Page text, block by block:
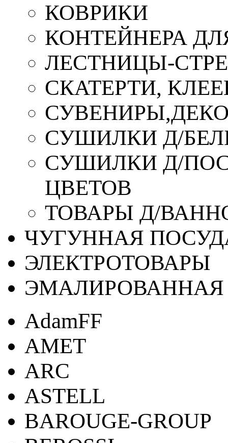
КОВРИКИ
КОНТЕЙНЕРА
ЛЕСТНИЦЫ-
СКАТЕРТИ,
СУШИЛКИ Д/
СУШИЛКИ Д/
ЦВЕТОВ
ТОВАРЫ Д/
ЧУГУННАЯ
ЭЛЕКТРОТОВАРЫ
ЭМАЛИРОВАННАЯ
AdamFF
AMET
ARC
ASTELL
BAROUGE-GROUP